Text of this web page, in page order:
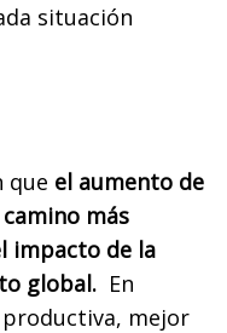
situación
que el aumento de
más
impacto de la
global. En
mejor